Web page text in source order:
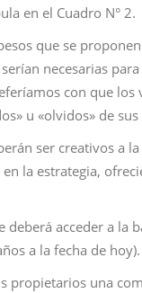
en el Cuadro N° 2.
que se
necesarias
con que
u «olvidos» de
ser creativos a
la estrategia,
deberá acceder a la
a la fecha de hoy).
propietarios una